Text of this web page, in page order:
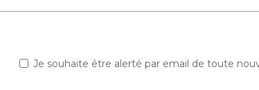
Je souhaite être alerté par email de toute